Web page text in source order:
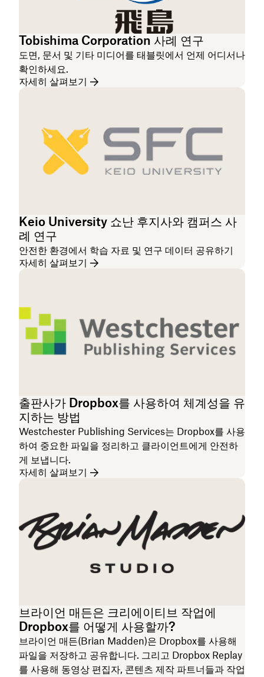
Tobishima Corporation 사례 연구
도면, 문서 및 기타 미디어를 태블릿에서 언제 어디서나
확인하세요.
자세히 살펴보기
Keio University 쇼난 후지사와 캠퍼스 사
례 연구
안전한 환경에서 학습 자료 및 연구 데이터 공유하기
자세히 살펴보기
출판사가 Dropbox를 사용하여 체계성을 유
지하는 방법
Westchester Publishing Services는 Dropbox를 사용
하여 중요한 파일을 정리하고 클라이언트에게 안전하
게 보냅니다.
자세히 살펴보기
브라이언 매든은 크리에이티브 작업에
Dropbox를 어떻게 사용할까?
브라이언 매든(Brian Madden)은 Dropbox를 사용해
파일을 저장하고 공유합니다. 그리고 Dropbox Replay
를 사용해 동영상 편집자, 콘텐츠 제작 파트너들과 작업